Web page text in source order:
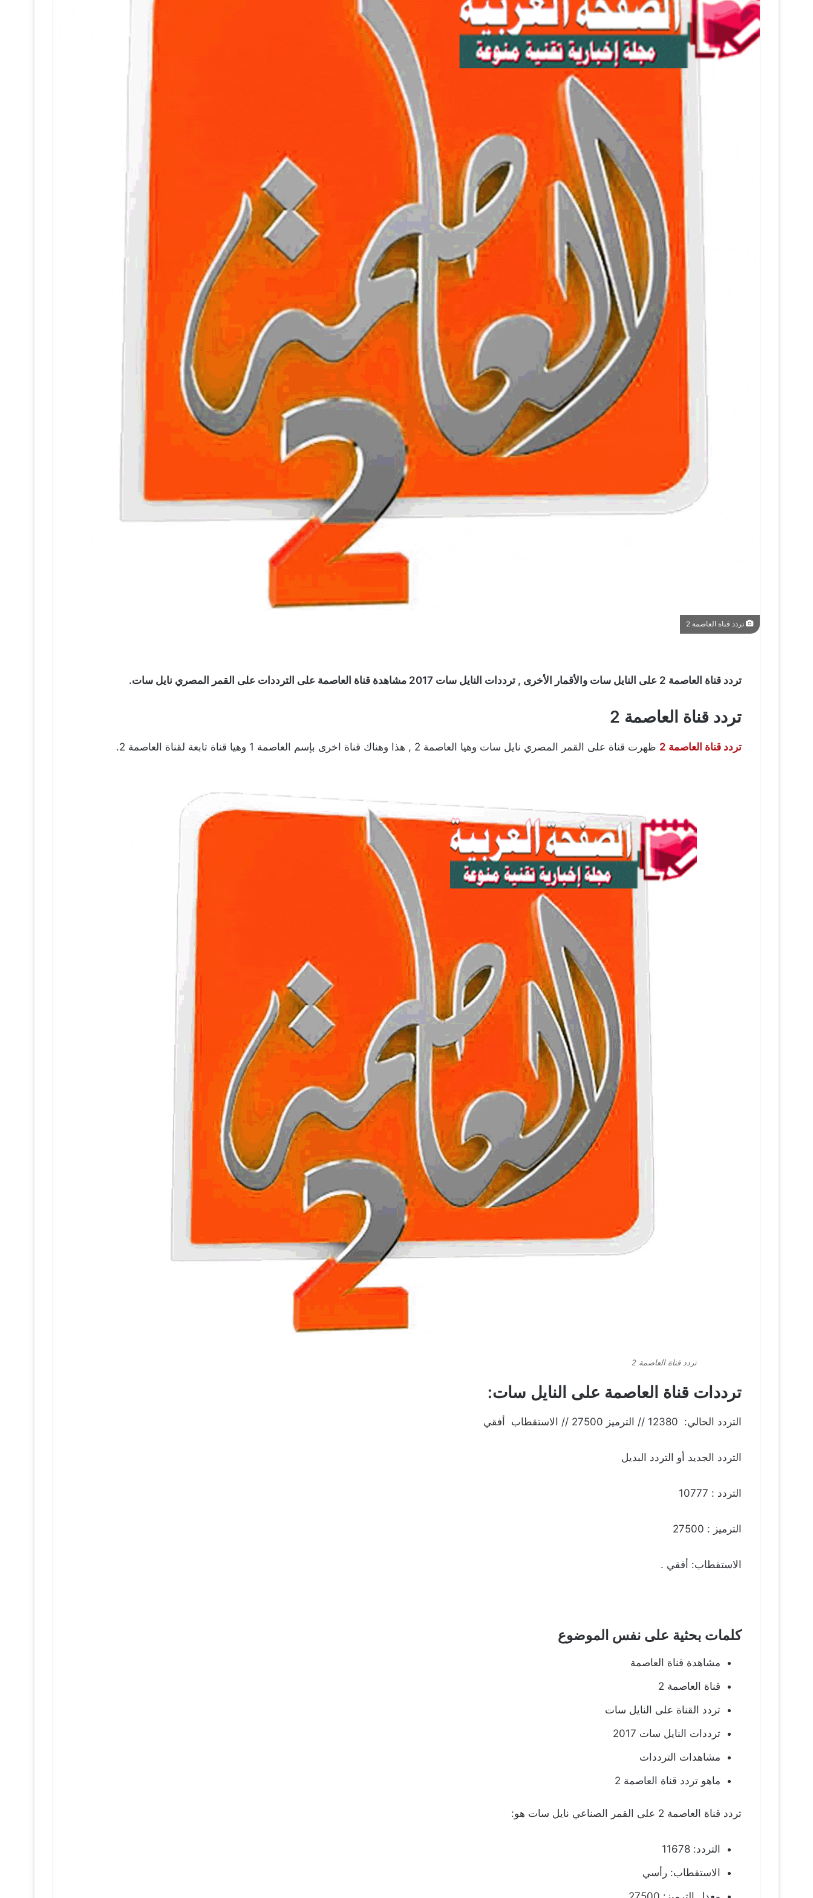
تردد قناة العاصمة 2
تردد قناة العاصمة 2 على النايل سات والأقمار الأخرى , ترددات النايل سات 2017 مشاهدة قناة العاصمة على الترددات على القمر المصري نايل سات.
تردد قناة العاصمة 2
تردد قناة العاصمة 2 ظهرت قناة على القمر المصري نايل سات وهيا العاصمة 2 , هذا وهناك قناة اخرى بإسم العاصمة 1 وهيا قناة تابعة لقناة العاصمة 2.
تردد قناة العاصمة 2
ترددات قناة العاصمة على النايل سات:
التردد الحالي: 12380 // الترميز 27500 // الاستقطاب أفقي
التردد الجديد أو التردد البديل
التردد : 10777
الترميز : 27500
الاستقطاب: أفقي .
كلمات بحثية على نفس الموضوع
مشاهدة قناة العاصمة
قناة العاصمة 2
تردد القناة على النايل سات
ترددات النايل سات 2017
مشاهدات الترددات
ماهو تردد قناة العاصمة 2
تردد قناة العاصمة 2 على القمر الصناعي نايل سات هو:
التردد: 11678
الاستقطاب: رأسي